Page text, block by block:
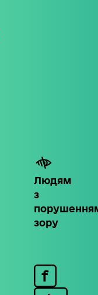
Людям
з
зору